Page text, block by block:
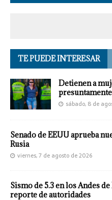
TE PUEDE INTERESAR
Detienen a
sábado, 8 de
Senado de EEUU aprueba
Rusia
viernes, 7 de agosto de 2026
Sismo de 5.3 en los Andes
reporte de autoridades